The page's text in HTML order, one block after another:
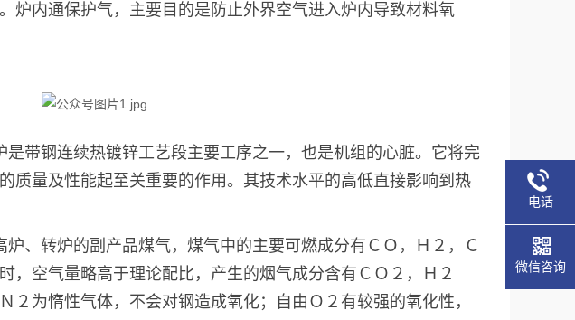
炉内通保护气，主要目的是防止外界空气进入炉内导致材料氧
带钢连续热镀锌工艺段主要工序之一，也是机组的心脏。它将完
质量及性能起至关重要的作用。其技术水平的高低直接影响到热
、转炉的副产品煤气，煤气中的主要可燃成分有ＣＯ，Ｈ２，Ｃ
，空气量略高于理论配比，产生的烟气成分含有ＣＯ２，Ｈ２
为惰性气体，不会对钢造成氧化；自由Ｏ２有较强的氧化性，
电话
微信咨询